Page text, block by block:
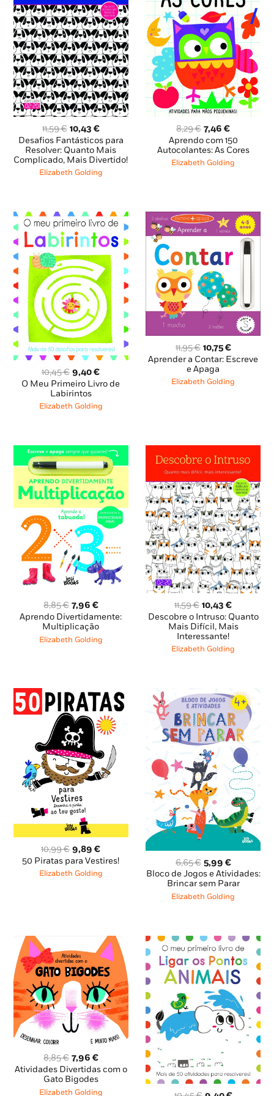
11,59€ O
preço
original
era:
11,59 €.
10,43 €O
preço
atual
é:
10,43 €.
Desafios Fantásticos para
Resolver: Quanto Mais
Complicado, Mais Divertido!
Elizabeth Golding
8,29€ O
preço
original
era:
7,46€O
preço
atual
é:
Aprendo com 150
Autocolantes: As Cores
Elizabeth Golding
10,45€ O
preço
original
era:
9,40€O
preço
é:
O Meu Primeiro Livro de
Labirintos
Elizabeth Golding
11,95€ O
preço
original
era:
10,75€O
preço
é:
Aprender a Contar: Escreve
e Apaga
Elizabeth Golding
8,85€ O
preço
original
era:
7,96 €O
preço
atual
é:
Aprendo Divertidamente:
Multiplicação
Elizabeth Golding
11,59€ O
preço
original
era:
11,59 €.
10,43€O
preço
atual
10,43 €.
Descobre o Intruso: Quanto
Mais Difícil, Mais
Interessante!
Elizabeth Golding
10,99€ O
preço
original
9,89€O
preço
atual
é:
50 Piratas para Vestires!
Elizabeth Golding
6,65€ O
preço
original
era:
5,99 €O
preço
atual
é:
Bloco de Jogos e Atividades:
Brincar sem Parar
Elizabeth Golding
8,85€ O
preço
original
era:
7,96 €O
preço
atual
é:
Atividades Divertidas com o
Gato Bigodes
Elizabeth Golding